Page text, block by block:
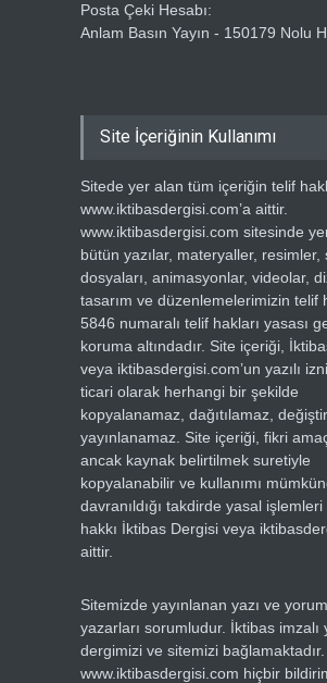
Posta Çeki Hesabı:
Anlam Basın Yayın - 150179 Nolu
Site İçeriğinin Kullanımı
Sitede yer alan tüm içeriğin telif
www.iktibasdergisi.com’a aittir.
www.iktibasdergisi.com sitesinde
bütün yazılar, materyaller, resimler,
dosyaları, animasyonlar, videolar,
tasarım ve düzenlemelerimizin telif
5846 numaralı telif hakları yasası
koruma altındadır. Site içeriği,
veya iktibasdergisi.com’un yazılı
ticari olarak herhangi bir şekilde
kopyalanamaz, dağıtılamaz,
yayınlanamaz. Site içeriği, fikri
ancak kaynak belirtilmek suretiyle
kopyalanabilir ve kullanımı
davranıldığı takdirde yasal
hakkı İktibas Dergisi veya
aittir.
Sitemizde yayınlanan yazı ve
yazarları sorumludur. İktibas imzalı
dergimizi ve sitemizi bağlamaktadır.
www.iktibasdergisi.com hiçbir